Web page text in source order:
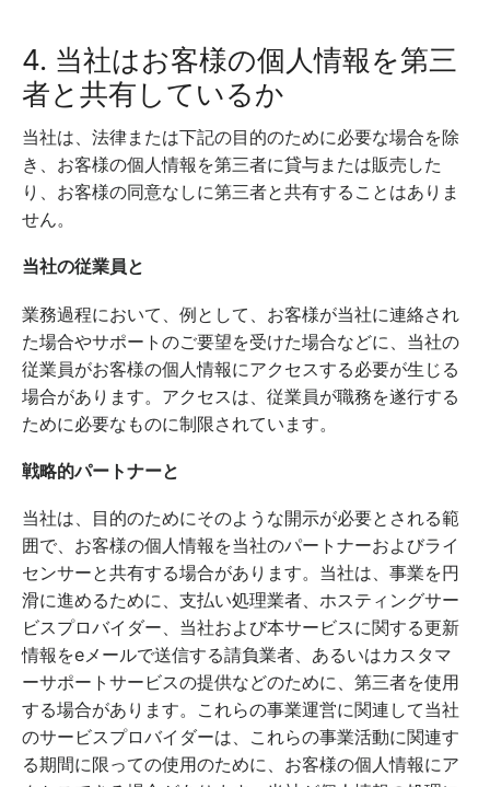
4. 当社はお客様の個人情報を第三
者と共有しているか
当社は、法律または下記の目的のために必要な場合を除
き、お客様の個人情報を第三者に貸与または販売した
り、お客様の同意なしに第三者と共有することはありま
せん。
当社の従業員と
業務過程において、例として、お客様が当社に連絡され
た場合やサポートのご要望を受けた場合などに、当社の
従業員がお客様の個人情報にアクセスする必要が生じる
場合があります。アクセスは、従業員が職務を遂行する
ために必要なものに制限されています。
戦略的パートナーと
当社は、目的のためにそのような開示が必要とされる範
囲で、お客様の個人情報を当社のパートナーおよびライ
センサーと共有する場合があります。当社は、事業を円
滑に進めるために、支払い処理業者、ホスティングサー
ビスプロバイダー、当社および本サービスに関する更新
情報をeメールで送信する請負業者、あるいはカスタマ
ーサポートサービスの提供などのために、第三者を使用
する場合があります。これらの事業運営に関連して当社
のサービスプロバイダーは、これらの事業活動に関連す
る期間に限っての使用のために、お客様の個人情報にア